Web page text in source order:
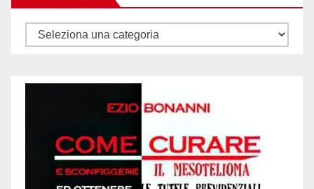
Categorie